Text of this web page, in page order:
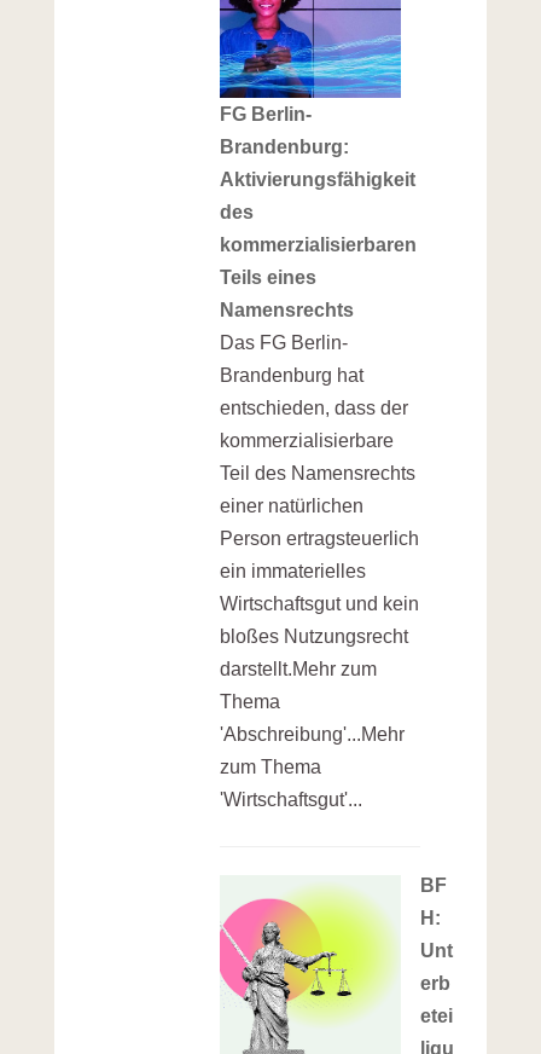
FG Berlin-
Brandenburg:
Aktivierungsfähigkeit
des
kommerzialisierbaren
Teils eines
Namensrechts
Das FG Berlin-
Brandenburg hat
entschieden, dass der
kommerzialisierbare
Teil des Namensrechts
einer natürlichen
Person ertragsteuerlich
ein immaterielles
Wirtschaftsgut und kein
bloßes Nutzungsrecht
darstellt.Mehr zum
Thema
'Abschreibung'...Mehr
zum Thema
'Wirtschaftsgut'...
BF
H:
Unt
erb
etei
ligu